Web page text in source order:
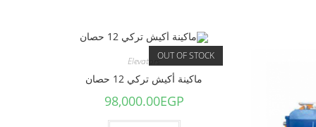
OUT OF STOCK
Elevators
ماكينة أكيش تركي 12 حصان
98,000.00EGP